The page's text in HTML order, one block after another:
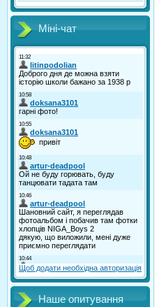
Міні-чат
Щоб додати необхідна авторизація
Наше опитування